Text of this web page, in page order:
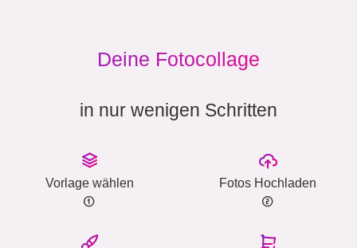
Deine Fotocollage
in nur wenigen Schritten
Vorlage wählen Fotos Hochladen